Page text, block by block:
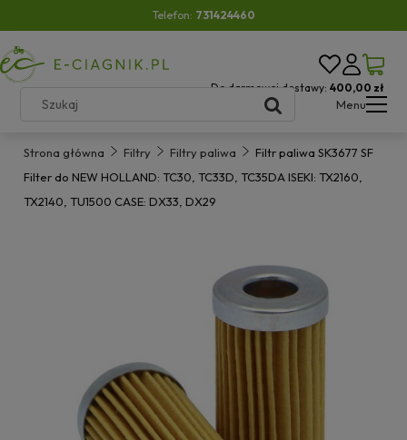
Telefon: 731424460
Do darmowej dostawy: 400,00 zł
Menu
Strona główna Filtry Filtry paliwa
Filtr paliwa SK3677 SF
Filter do NEW HOLLAND: TC30, TC33D, TC35DA ISEKI: TX2160,
TX2140, TU1500 CASE: DX33, DX29